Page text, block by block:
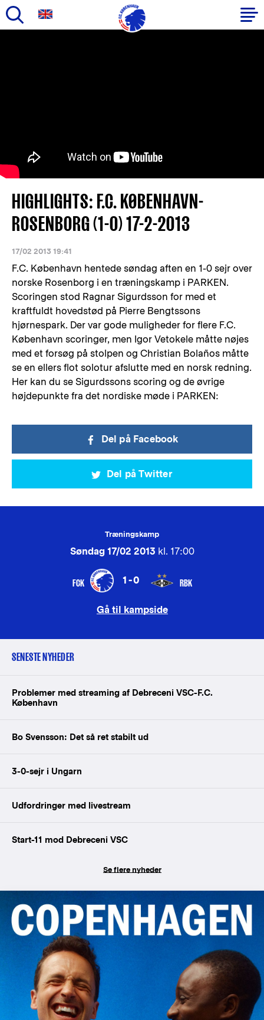
HIGHLIGHTS: F.C. KØBENHAVN-
ROSENBORG (1-0) 17-2-2013
17/02 2013 19:41
F.C. København hentede søndag aften en 1-0 sejr over
norske Rosenborg i en træningskamp i PARKEN.
Scoringen stod Ragnar Sigurdsson for med et
kraftfuldt hovedstød på Pierre Bengtssons
hjørnespark. Der var gode muligheder for flere F.C.
København scoringer, men Igor Vetokele måtte nøjes
med et forsøg på stolpen og Christian Bolaños måtte
se en ellers flot solotur afslutte med en norsk redning.
Her kan du se Sigurdssons scoring og de øvrige
højdepunkte fra det nordiske møde i PARKEN:
Del på Facebook
Del på Twitter
Træningskamp
Søndag 17/02 2013 kl. 17:00
FCK 1-0 RBK
Gå til kampside
SENESTE NYHEDER
Problemer med streaming af Debreceni VSC-F.C.
København
Bo Svensson: Det så ret stabilt ud
3-0-sejr i Ungarn
Udfordringer med livestream
Start-11 mod Debreceni VSC
Se flere nyheder